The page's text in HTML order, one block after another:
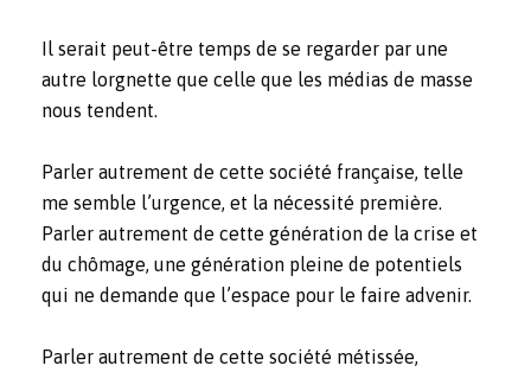
Il serait peut-être temps de se regarder par une
autre lorgnette que celle que les médias de masse
nous tendent.
Parler autrement de cette société française, telle
me semble l’urgence, et la nécessité première.
Parler autrement de cette génération de la crise et
du chômage, une génération pleine de potentiels
qui ne demande que l’espace pour le faire advenir.
Parler autrement de cette société métissée,